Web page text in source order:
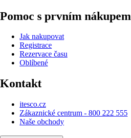
Pomoc s prvním nákupem
Jak nakupovat
Registrace
Rezervace času
Oblíbené
Kontakt
itesco.cz
Zákaznické centrum - 800 222 555
Naše obchody